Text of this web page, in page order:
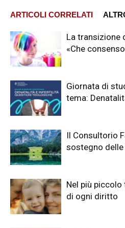
ARTICOLI CORRELATI
La transizione
«Che
Giornata di
tema:
Il Consultorio
sostegno
Nel più piccolo
di ogni diritto